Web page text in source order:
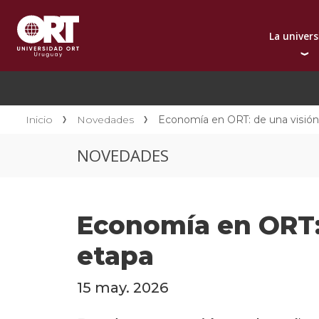
La
Presentación
Reconocimientos
Contacto
Inicio Novedades Economía en ORT: de una
NOVEDADES
Economía en
etapa
15 may. 2026